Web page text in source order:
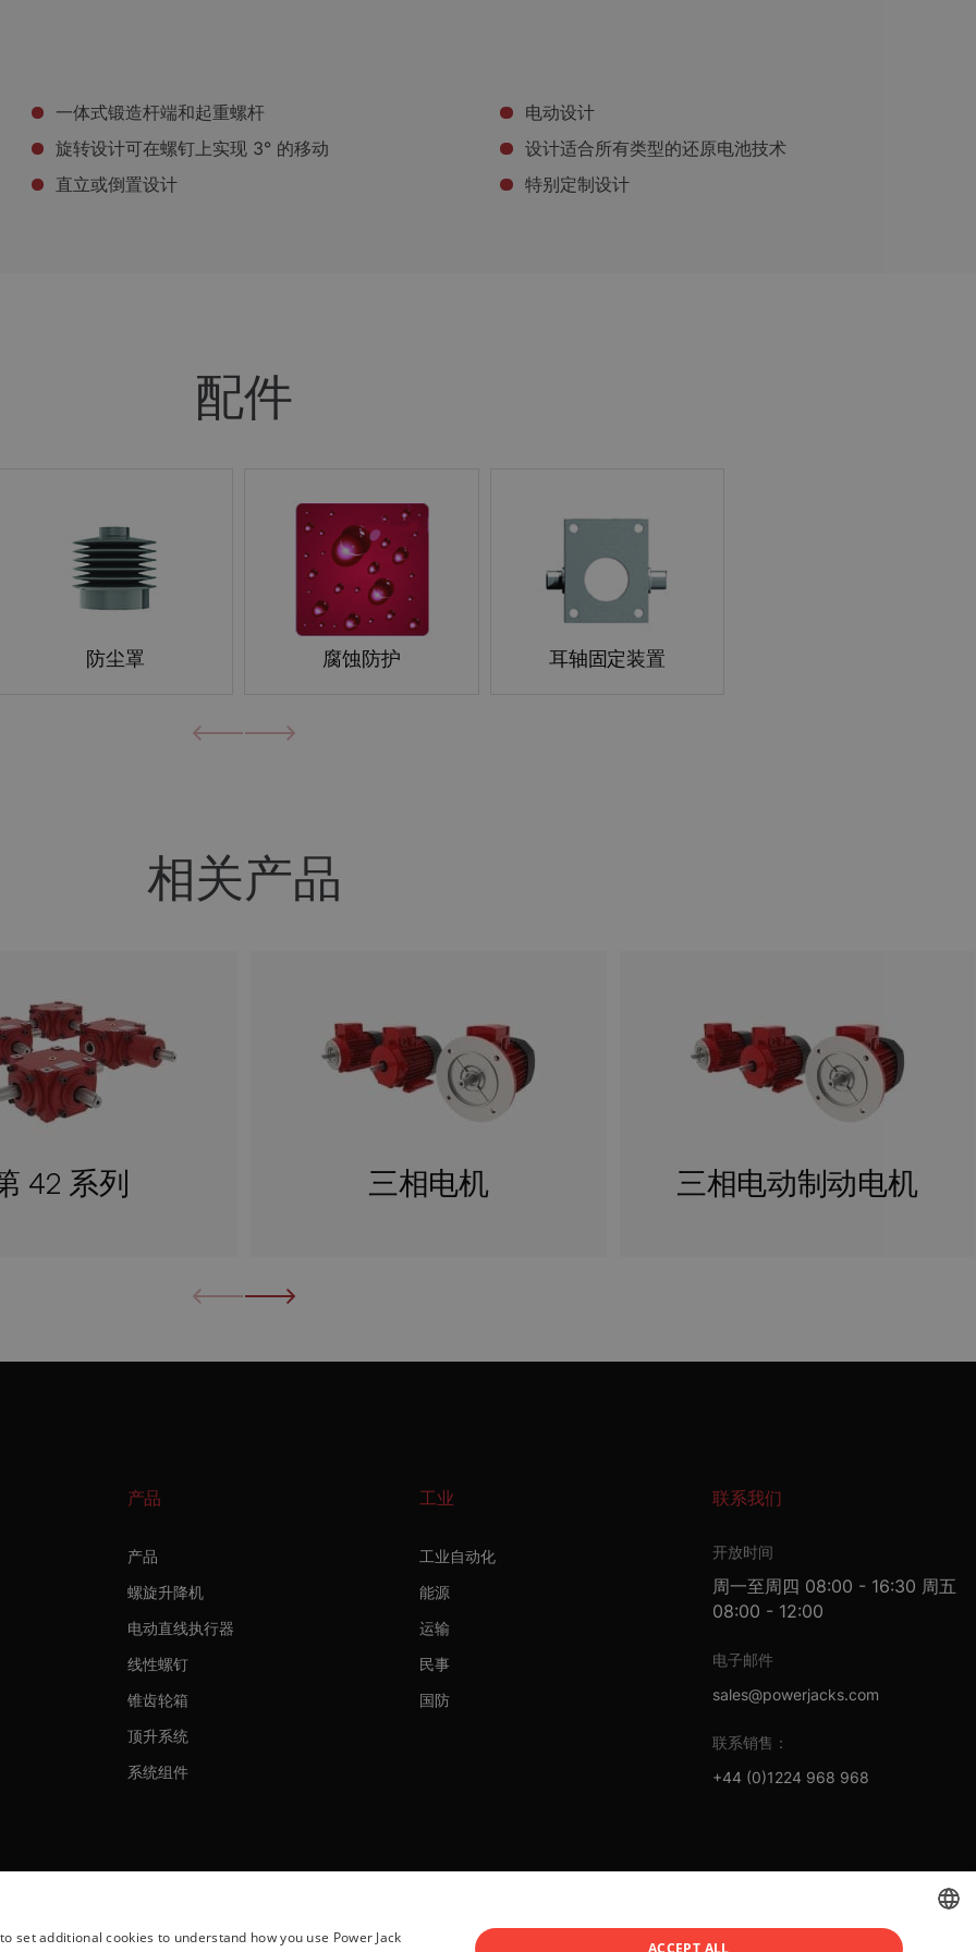
一体式锻造杆端和起重螺杆
旋转设计可在螺钉上实现 3° 的移动
直立或倒置设计
电动设计
设计适合所有类型的还原电池技术
特别定制设计
配件
防尘罩 腐蚀防护 耳轴固定装置
相关产品
42 系列 三相电机 三相电动制动电机
产品
产品
螺旋升降机
电动直线执行器
线性螺钉
锥齿轮箱
顶升系统
系统组件
工业
工业自动化
能源
运输
民事
国防
联系我们
开放时间
周一至周四 08:00 - 16:30 周五
08:00 - 12:00
电子邮件
sales@powerjacks.com
联系销售：
+44 (0)1224 968 968
set additional cookies to understand how you use Power Jack
ACCEPT ALL